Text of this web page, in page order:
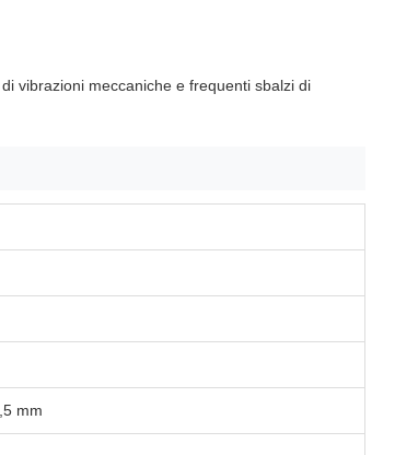
vibrazioni meccaniche e frequenti sbalzi di
mm